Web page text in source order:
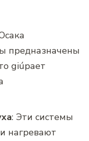
предназначены
giúpает
: Эти системы
нагревают